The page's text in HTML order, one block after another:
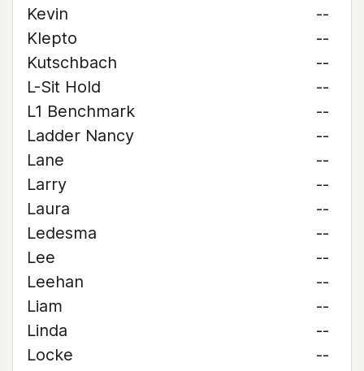
Kevin
--
Klepto
--
Kutschbach
--
L-Sit Hold
--
L1 Benchmark
--
Ladder Nancy
--
Lane
--
Larry
--
Laura
--
Ledesma
--
Lee
--
Leehan
--
Liam
--
Linda
--
Locke
--